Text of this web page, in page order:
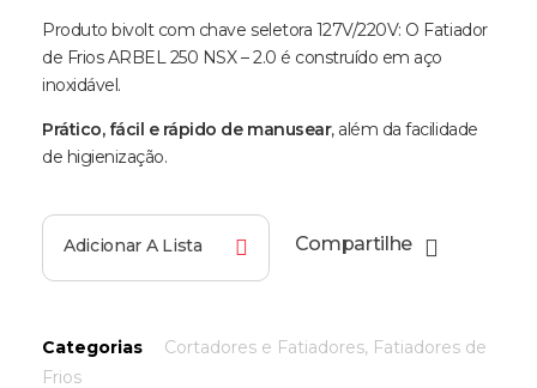
Produto bivolt com chave seletora 127V/220V: O Fatiador
de Frios ARBEL 250 NSX – 2.0 é construído em aço
inoxidável.
Prático, fácil e rápido de manusear, além da facilidade
de higienização.
Adicionar A Lista Compartilhe
Categorias Cortadores e Fatiadores, Fatiadores de
Frios